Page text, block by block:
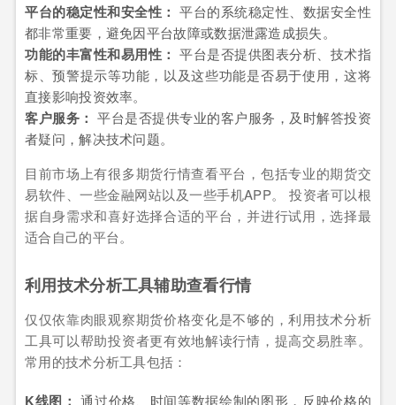
平台的稳定性和安全性： 平台的系统稳定性、数据安全性
都非常重要，避免因平台故障或数据泄露造成损失。
功能的丰富性和易用性： 平台是否提供图表分析、技术指
标、预警提示等功能，以及这些功能是否易于使用，这将
直接影响投资效率。
客户服务： 平台是否提供专业的客户服务，及时解答投资
者疑问，解决技术问题。
目前市场上有很多期货行情查看平台，包括专业的期货交
易软件、一些金融网站以及一些手机APP。 投资者可以根
据自身需求和喜好选择合适的平台，并进行试用，选择最
适合自己的平台。
利用技术分析工具辅助查看行情
仅仅依靠肉眼观察期货价格变化是不够的，利用技术分析
工具可以帮助投资者更有效地解读行情，提高交易胜率。
常用的技术分析工具包括：
K线图： 通过价格、时间等数据绘制的图形，反映价格的